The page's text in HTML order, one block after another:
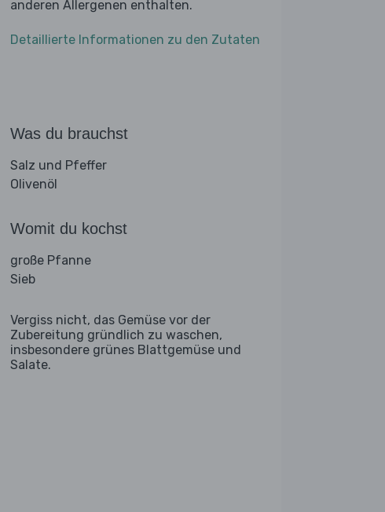
anderen Allergenen enthalten.
Detaillierte Informationen zu den Zutaten
Was du brauchst
Salz und Pfeffer
Olivenöl
Womit du kochst
große Pfanne
Sieb
Vergiss nicht, das Gemüse vor der
Zubereitung gründlich zu waschen,
insbesondere grünes Blattgemüse und
Salate.